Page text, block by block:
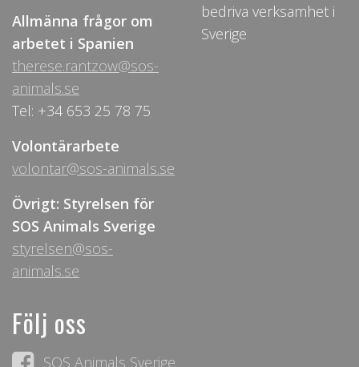
Allmänna frågor om
arbetet i Spanien
therese.rantzow@sos-
animals.se
Tel: +34 653 25 78 75
Volontärarbete
volontar@sos-animals.se
Övrigt: Styrelsen för
SOS Animals Sverige
styrelsen@sos-
animals.se
bedriva verksamhet i
Sverige
Följ oss
SOS Animals Sverige